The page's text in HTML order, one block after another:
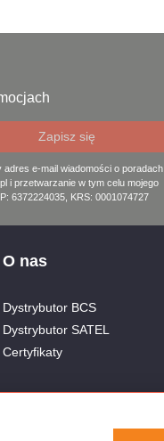
e-mail wiadomości o poradach
i przetwarzanie w tym celu mojego
6372224035, KRS: 0001074727
O nas
Dystrybutor BCS
Dystrybutor SATEL
Certyfikaty